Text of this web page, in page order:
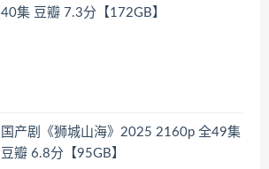
40集 豆瓣 7.3分【172GB】
国产剧《狮城山海》2025 2160p 全49集
豆瓣 6.8分【95GB】